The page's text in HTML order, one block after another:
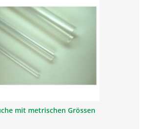
mit metrischen Grössen